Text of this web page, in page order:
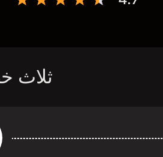
ثلاث